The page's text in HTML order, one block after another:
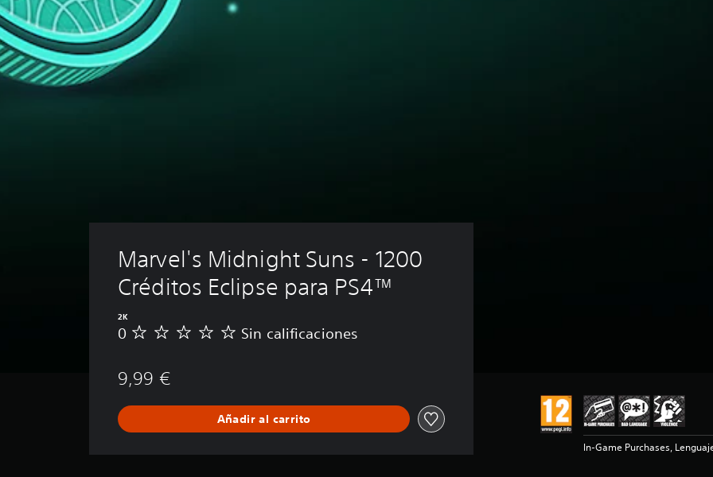
Marvel's Midnight Suns - 1200
Créditos Eclipse para PS4™
2K
S
c
l
i
i
0 Sin calificaciones
9,99 €
Añadir al carrito
In-Game Purchases,